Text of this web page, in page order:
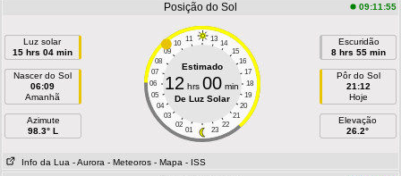
Posição do Sol 09:11:55
Luz solar
15 hrs 04 min
Nascer do Sol
06:09
Amanhã
Azimute
98.3° L
11 13
10
14
09
15
08
16
07
17
06
18
05
19
04
20
03
21
02
22
01 23
Estimado
12 hrs00 min
De Luz Solar
Escuridão
8 hrs 55 min
Pôr do Sol
21:12
Hoje
Elevação
26.2°
Info da Lua - Aurora - Meteoros - Mapa - ISS